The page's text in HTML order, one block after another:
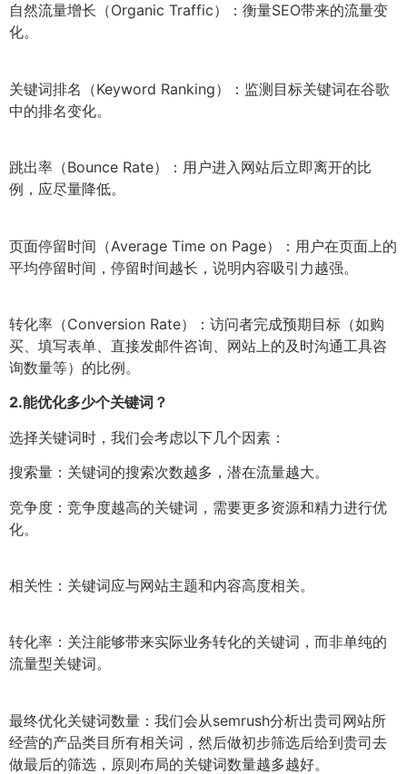
自然流量增长（Organic Traffic）：衡量SEO带来的流量变
化。
关键词排名（Keyword Ranking）：监测目标关键词在谷歌
中的排名变化。
跳出率（Bounce Rate）：用户进入网站后立即离开的比
例，应尽量降低。
页面停留时间（Average Time on Page）：用户在页面上的
平均停留时间，停留时间越长，说明内容吸引力越强。
转化率（Conversion Rate）：访问者完成预期目标（如购
买、填写表单、直接发邮件咨询、网站上的及时沟通工具咨
询数量等）的比例。
2.能优化多少个关键词？
选择关键词时，我们会考虑以下几个因素：
搜索量：关键词的搜索次数越多，潜在流量越大。
竞争度：竞争度越高的关键词，需要更多资源和精力进行优
化。
相关性：关键词应与网站主题和内容高度相关。
转化率：关注能够带来实际业务转化的关键词，而非单纯的
流量型关键词。
最终优化关键词数量：我们会从semrush分析出贵司网站所
经营的产品类目所有相关词，然后做初步筛选后给到贵司去
做最后的筛选，原则布局的关键词数量越多越好。